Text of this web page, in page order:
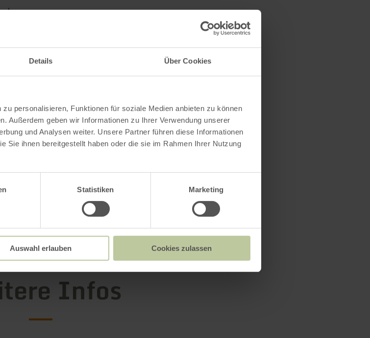
Details Über Cookies
personalisieren, Funktionen für soziale Medien anbieten zu können
Außerdem geben wir Informationen zu Ihrer Verwendung unserer
und Analysen weiter. Unsere Partner führen diese Informationen
Sie ihnen bereitgestellt haben oder die sie im Rahmen Ihrer Nutzung
Statistiken Marketing
Auswahl erlauben Cookies zulassen
sowie Jalousien elektrisch.
(auf Wunsch alternativ Garage
je Ferienwohnung (Abrechnung nach
Unterkünfte zur Verfügung:
Infos